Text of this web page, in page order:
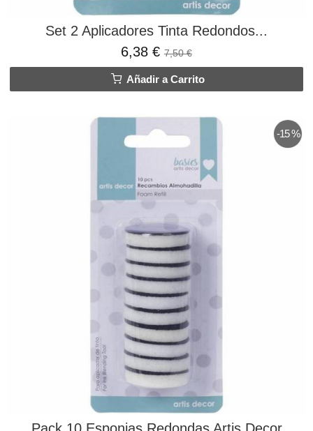
Set 2 Aplicadores Tinta Redondos...
6,38 € 7,50 €
Añadir a Carrito
-15 %
Pack 10 Esponjas Redondas Artis Decor